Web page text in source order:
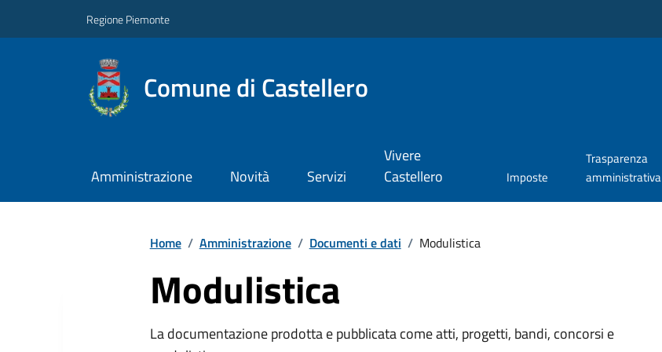
Regione Piemonte
Comune di Castellero
Amministrazione Novità Servizi
Vivere
Castellero
Imposte
Trasparenza
amministrativa
Home / Amministrazione / Documenti e dati / Modulistica
Modulistica
La documentazione prodotta e pubblicata come atti, progetti, bandi, concorsi e